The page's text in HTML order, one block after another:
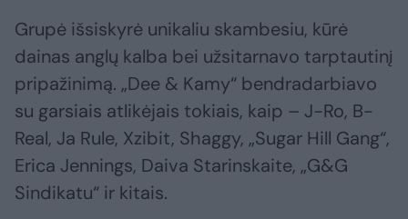
Grupė išsiskyrė unikaliu skambesiu, kūrė
dainas anglų kalba bei užsitarnavo tarptautinį
pripažinimą. „Dee & Kamy“ bendradarbiavo
su garsiais atlikėjais tokiais, kaip – J-Ro, B-
Real, Ja Rule, Xzibit, Shaggy, „Sugar Hill Gang“,
Erica Jennings, Daiva Starinskaite, „G&G
Sindikatu“ ir kitais.